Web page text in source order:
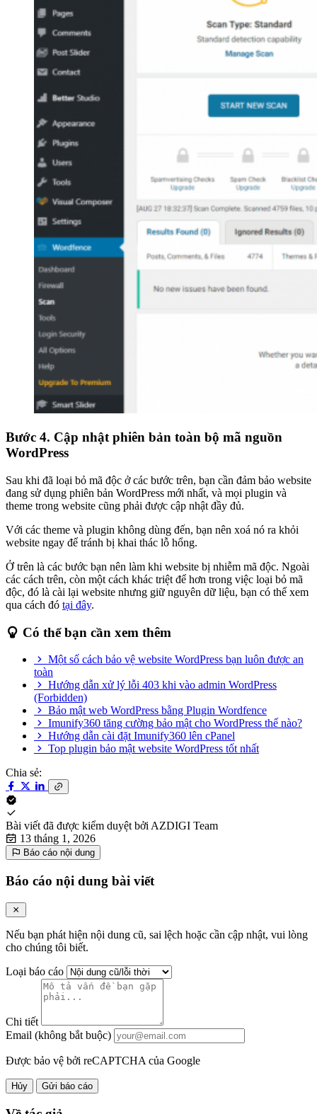
Bước 4. Cập nhật phiên bản toàn bộ mã nguồn
WordPress
Sau khi đã loại bỏ mã độc ở các bước trên, bạn cần đảm bảo website
đang sử dụng phiên bản WordPress mới nhất, và mọi plugin và
theme trong website cũng phải được cập nhật đầy đủ.
Với các theme và plugin không dùng đến, bạn nên xoá nó ra khỏi
website ngay để tránh bị khai thác lỗ hổng.
Ở trên là các bước bạn nên làm khi website bị nhiễm mã độc. Ngoài
các cách trên, còn một cách khác triệt để hơn trong việc loại bỏ mã
độc, đó là cài lại website nhưng giữ nguyên dữ liệu, bạn có thể xem
qua cách đó tại đây.
Có thể bạn cần xem thêm
Một số cách bảo vệ website WordPress bạn luôn được an
toàn
Hướng dẫn xử lý lỗi 403 khi vào admin WordPress
(Forbidden)
Bảo mật web WordPress bằng Plugin Wordfence
Imunify360 tăng cường bảo mật cho WordPress thế nào?
Hướng dẫn cài đặt Imunify360 lên cPanel
Top plugin bảo mật website WordPress tốt nhất
Chia sẻ:
Bài viết đã được kiểm duyệt bởi AZDIGI Team
13 tháng 1, 2026
Báo cáo nội dung
Báo cáo nội dung bài viết
Nếu bạn phát hiện nội dung cũ, sai lệch hoặc cần cập nhật, vui lòng
cho chúng tôi biết.
Loại báo cáo
Chi tiết
Email (không bắt buộc)
Được bảo vệ bởi reCAPTCHA của Google
Hủy Gửi báo cáo